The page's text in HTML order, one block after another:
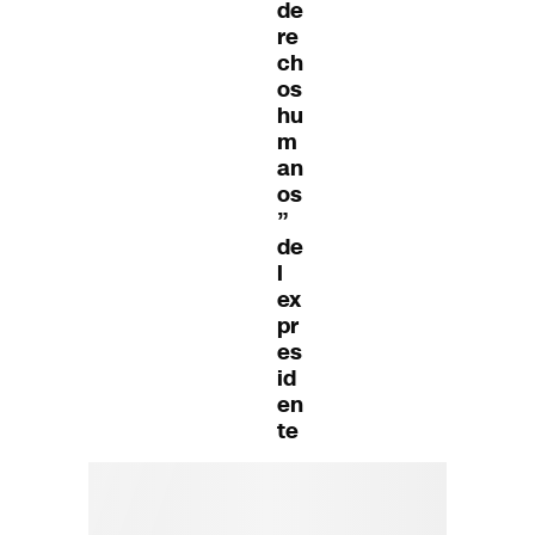
de
re
ch
os
hu
m
an
os
”
de
l
ex
pr
es
id
en
te